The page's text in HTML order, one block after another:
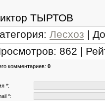
ТЫРТОВ
: Лесхоз |
: 862 |
комментариев: 0
*:
*: